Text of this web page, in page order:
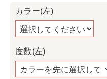
カラー(左)
度数(左)